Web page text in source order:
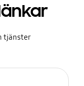
tjänster